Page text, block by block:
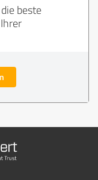
beste